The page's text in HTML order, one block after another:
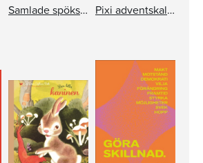
Samlade spöksagor Pixi adventskalender – Jan Lööf